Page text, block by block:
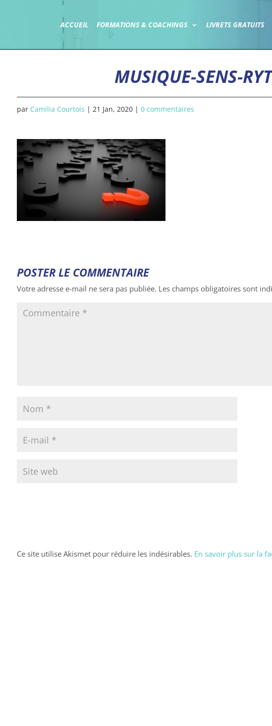
ACCUEIL FORMATIONS & COACHINGS LIVRETS GRATUITS
MUSIQUE-SENS-
par Camilia Courtois | 21 Jan, 2020| 0 commentaires
POSTER LE COMMENTAIRE
Votre adresse e-mail ne sera pas publiée. Les champs obligatoires sont
Ce site utilise Akismet pour réduire les indésirables. En savoir plus sur la